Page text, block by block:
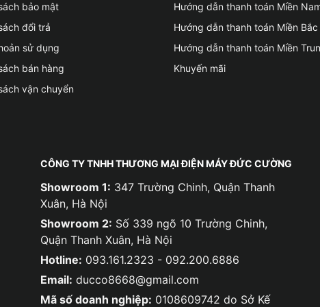
bảo mật
đổi trả
sử dụng
bán hàng
vận chuyển
Hướng dẫn thanh toán Miền
Hướng dẫn thanh toán Miền Bắc
Hướng dẫn thanh toán Miền
Khuyến mãi
CÔNG TY TNHH THƯƠNG MẠI ĐIỆN MÁY ĐỨC CƯỜNG
Showroom 1: 347 Trường Chinh, Quận Thanh
Xuân, Hà Nội
Showroom 2: Số 339 ngõ 10 Trường Chinh,
Quận Thanh Xuân, Hà Nội
Hotline: 093.161.2323 - 092.200.6886
Email: ducco8668@gmail.com
Mã số doanh nghiệp: 0108609742 do Sở Kế